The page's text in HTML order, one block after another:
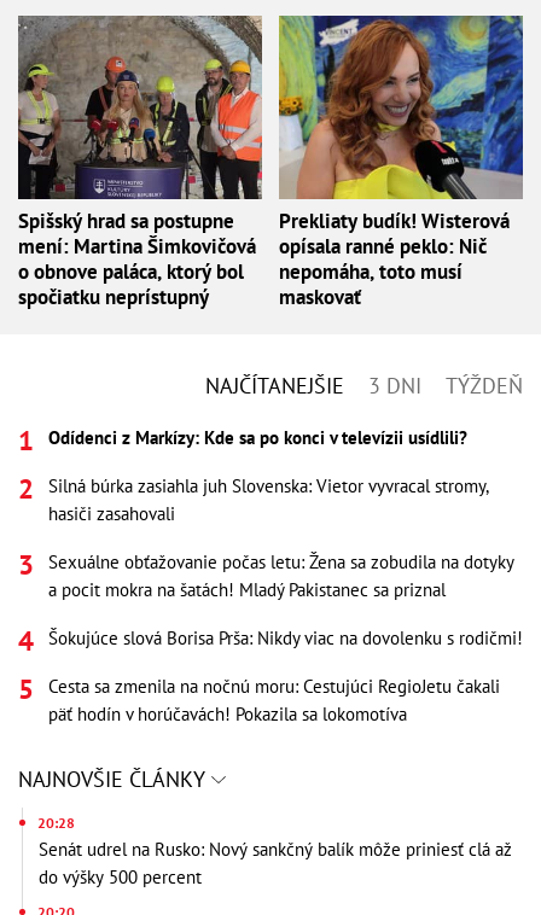
Spišský hrad sa postupne
mení: Martina Šimkovičová
o obnove paláca, ktorý bol
spočiatku neprístupný
Prekliaty budík! Wisterová
opísala ranné peklo: Nič
nepomáha, toto musí
maskovať
NAJČÍTANEJŠIE 3 DNI TÝŽDEŇ
Odídenci z Markízy: Kde sa po konci v televízii usídlili?
Silná búrka zasiahla juh Slovenska: Vietor vyvracal stromy,
hasiči zasahovali
Sexuálne obťažovanie počas letu: Žena sa zobudila na dotyky
a pocit mokra na šatách! Mladý Pakistanec sa priznal
Šokujúce slová Borisa Prša: Nikdy viac na dovolenku s rodičmi!
Cesta sa zmenila na nočnú moru: Cestujúci RegioJetu čakali
päť hodín v horúčavách! Pokazila sa lokomotíva
NAJNOVŠIE ČLÁNKY
20:28
Senát udrel na Rusko: Nový sankčný balík môže priniesť clá až
do výšky 500 percent